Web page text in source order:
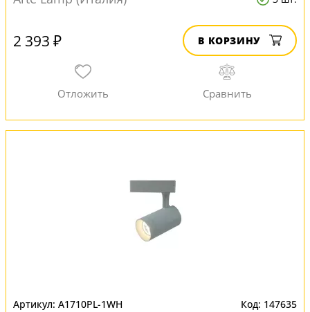
2 393 ₽ В КОРЗИНУ
A1710PL-1WH 147635